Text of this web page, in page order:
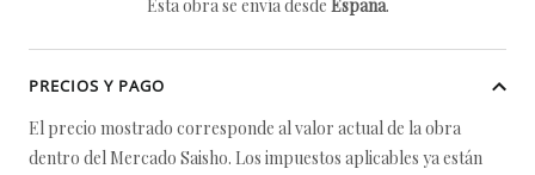
Esta obra se envía desde España.
PRECIOS Y PAGO
El precio mostrado corresponde al valor actual de la obra
dentro del Mercado Saisho. Los impuestos aplicables ya están